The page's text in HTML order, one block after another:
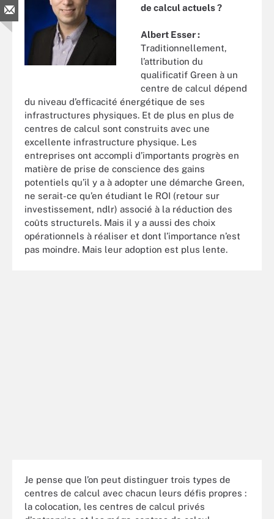
de calcul actuels ?
Albert Esser :
Traditionnellement,
l’attribution du
qualificatif Green à un
centre de calcul dépend
du niveau d’efficacité énergétique de ses
infrastructures physiques. Et de plus en plus de
centres de calcul sont construits avec une
excellente infrastructure physique. Les
entreprises ont accompli d’importants progrès en
matière de prise de conscience des gains
potentiels qu’il y a à adopter une démarche Green,
ne serait-ce qu’en étudiant le ROI (retour sur
investissement, ndlr) associé à la réduction des
coûts structurels. Mais il y a aussi des choix
opérationnels à réaliser et dont l’importance n’est
pas moindre. Mais leur adoption est plus lente.
Je pense que l’on peut distinguer trois types de
centres de calcul avec chacun leurs défis propres :
la colocation, les centres de calcul privés